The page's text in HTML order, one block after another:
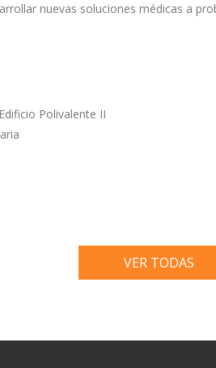
nuevas soluciones médicas a
Polivalente II
VER TODAS